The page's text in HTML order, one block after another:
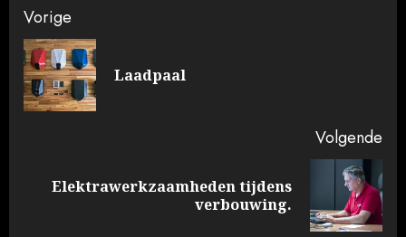
Doorgaan
met
lezen
Vorige
Laadpaal
Volgende
Volgende
Elektrawerkzaamheden tijdens
verbouwing.